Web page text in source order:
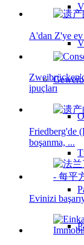
A'dan Z'ye ev
ipuçları
Friedberg'de
boşanma, ...
Evinizi